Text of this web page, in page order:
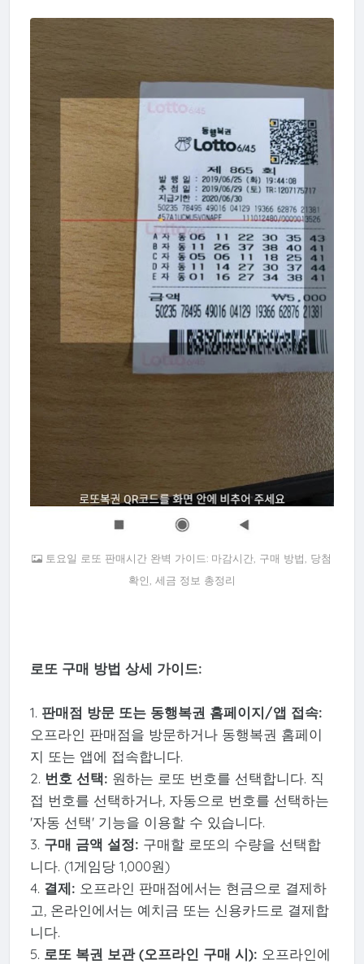
토요일 로또 판매시간 완벽 가이드: 마감시간, 구매 방법, 당첨
확인, 세금 정보 총정리
로또 구매 방법 상세 가이드:
1. 판매점 방문 또는 동행복권 홈페이지/앱 접속:
오프라인 판매점을 방문하거나 동행복권 홈페이
지 또는 앱에 접속합니다.
2. 번호 선택: 원하는 로또 번호를 선택합니다. 직
접 번호를 선택하거나, 자동으로 번호를 선택하는
'자동 선택' 기능을 이용할 수 있습니다.
3. 구매 금액 설정: 구매할 로또의 수량을 선택합
니다. (1게임당 1,000원)
4. 결제: 오프라인 판매점에서는 현금으로 결제하
고, 온라인에서는 예치금 또는 신용카드로 결제합
니다.
5. 로또 복권 보관 (오프라인 구매 시): 오프라인에